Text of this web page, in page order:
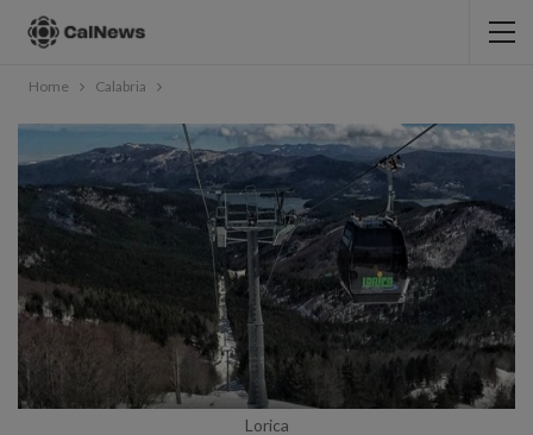
Home Calabria
Lorica